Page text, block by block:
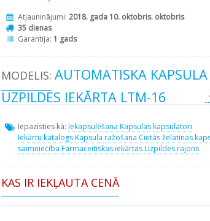
Atjauninājumi: 2018. gada 10. oktobris. oktobris
35 dienas
Garantija: 1 gads
MODELIS: AUTOMATISKA KAPSULA
UZPILDES IEKĀRTA LTM-16
Iepazīsties kā: Iekapsulēšana Kapsulaskapsulatori
Iekārtu katalogsKapsula ražošana Cietās želatīnas
saimniecība Farmaceitiskas iekārtasUzpildes rajons
KAS IR IEKĻAUTA CENĀ